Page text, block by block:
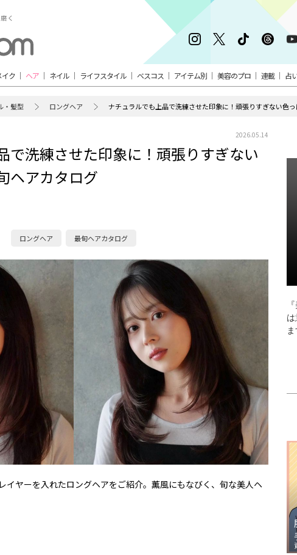
イク ヘア ネイル ライフスタイル ベスコス アイテム別 美容のプロ 連載 占
・髪型 ロングヘア ナチュラルでも上品で洗練させた印象に！頑張りすぎない色
2026.05.14
で洗練させた印象に！頑張りすぎない
ヘアカタログ
ロングヘア 最旬ヘアカタログ
イヤーを入れたロングヘアをご紹介。薫風にもなびく、旬な美人ヘ